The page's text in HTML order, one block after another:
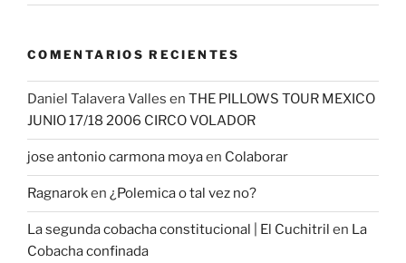
COMENTARIOS RECIENTES
Daniel Talavera Valles en THE PILLOWS TOUR MEXICO
JUNIO 17/18 2006 CIRCO VOLADOR
jose antonio carmona moyaen Colaborar
Ragnaroken ¿Polemica o tal vez no?
La segunda cobacha constitucional | El Cuchitril en La
Cobacha confinada